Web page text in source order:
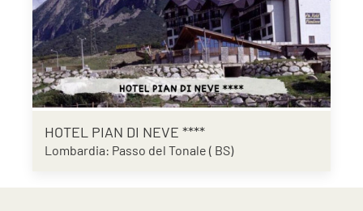
HOTEL PIAN DI NEVE ****
Lombardia: Passo del Tonale ( BS)